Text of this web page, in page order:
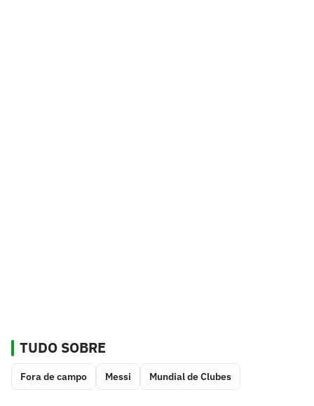
TUDO SOBRE
Fora de campo Messi Mundial de Clubes